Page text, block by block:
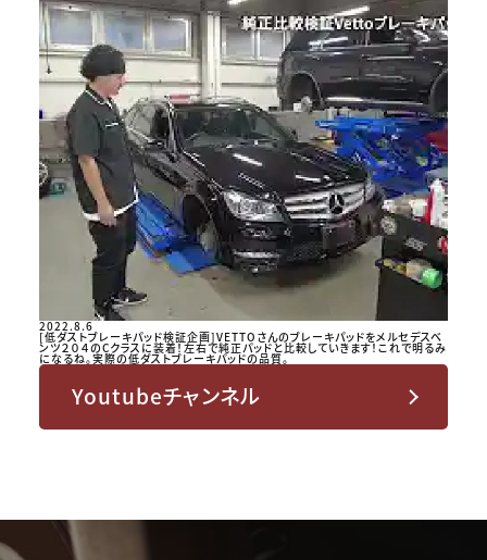
2022.8.6
[低ダストブレーキパッド検証企画]VETTOさんのブレーキパッドをメルセデスベ
ンツ２０４のCクラスに装着！左右で純正パッドと比較していきます！これで明るみ
になるね。実際の低ダストブレーキパッドの品質。
Youtubeチャンネル